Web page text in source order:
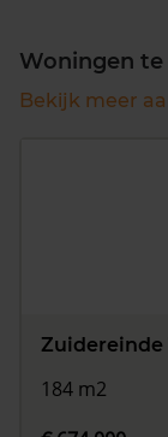
Woningen
Bekijk meer
Zuidereinde
184 m2